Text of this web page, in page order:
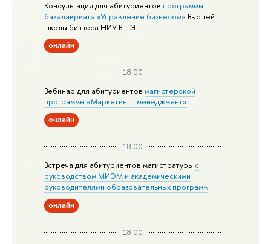
Консультация для абитуриентов программы
бакалавриата «Управление бизнесом» Высшей
школы бизнеса НИУ ВШЭ
онлайн
18:00
Вебинар для абитуриентовмагистерской
программы «Маркетинг - менеджмент»
онлайн
18:00
Встреча для абитуриентов магистратуры с
руководством МИЭМ и академическими
руководителями образовательных программ
онлайн
18:00